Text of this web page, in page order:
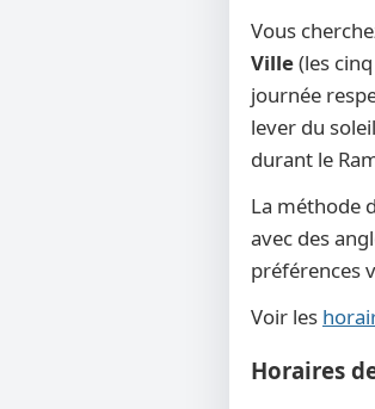
Vous
Ville(les
journée
lever du
durant le
La méthode
avec des
préférences
Voir les
Horaires